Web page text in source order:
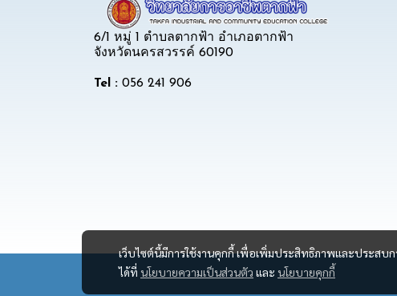
เว็บไซต์นี้มีการใช้งานคุกกี้ เพื่อเพิ่มประสิทธิภาพและประสบ
ได้ที่ นโยบายความเป็นส่วนตัว และ นโยบายคุกกี้
6/1 หมู่ 1 ตำบลตากฟ้า อำเภอตากฟ้า
จังหวัดนครสวรรค์ 60190
Tel : 056 241 906